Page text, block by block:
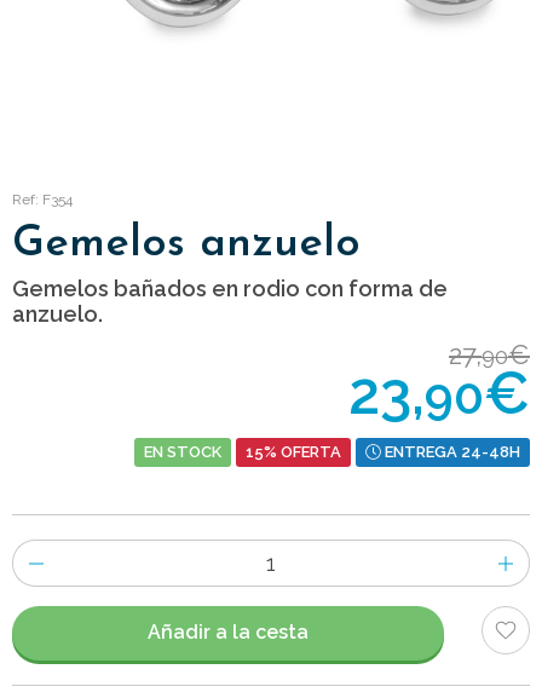
Ref: F354
Gemelos anzuelo
Gemelos bañados en rodio con forma de
anzuelo.
27,90€
23,90€
EN STOCK 15% OFERTA ENTREGA 24-48H
Número
de
artículos
Añadir a la cesta